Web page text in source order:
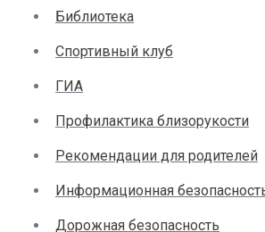
Библиотека
Спортивный клуб
ГИА
Профилактика близорукости
Рекомендации для родителей
Информационная
Дорожная безопасность